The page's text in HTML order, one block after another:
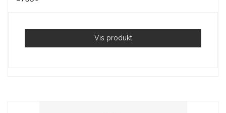
Vis produkt